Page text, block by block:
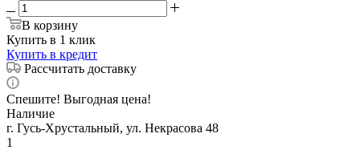
В корзину
Купить в 1 клик
Купить в кредит
Рассчитать доставку
Спешите! Выгодная цена!
Наличие
г. Гусь-Хрустальный, ул. Некрасова 48
1